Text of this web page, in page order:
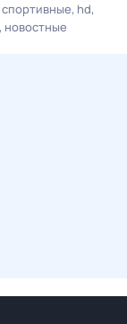
спортивные hd
новостные